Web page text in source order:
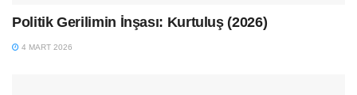
Politik Gerilimin İnşası: Kurtuluş (2026)
4 MART 2026